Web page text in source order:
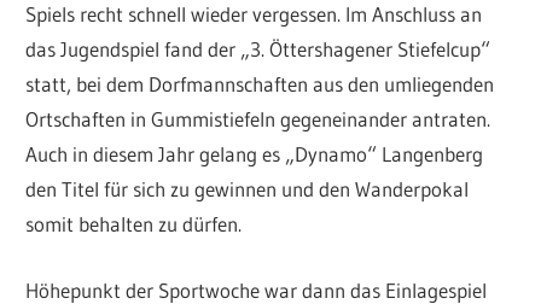
Spiels recht schnell wieder vergessen. Im Anschluss an
das Jugendspiel fand der „3. Öttershagener Stiefelcup“
statt, bei dem Dorfmannschaften aus den umliegenden
Ortschaften in Gummistiefeln gegeneinander antraten.
Auch in diesem Jahr gelang es „Dynamo“ Langenberg
den Titel für sich zu gewinnen und den Wanderpokal
somit behalten zu dürfen.
Höhepunkt der Sportwoche war dann das Einlagespiel